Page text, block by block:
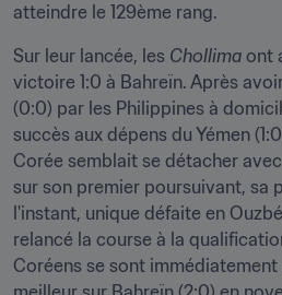
atteindre le 129ème rang.
Sur leur lancée, les Chollima ont
victoire 1:0 à Bahreïn. Après
(0:0) par les Philippines à
succès aux dépens du Yémen
Corée semblait se détacher
sur son premier poursuivant, sa
l'instant, unique défaite en
relancé la course à la
Coréens se sont